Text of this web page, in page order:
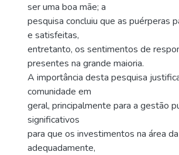
ser uma boa mãe; a
pesquisa concluiu que as puérperas
e satisfeitas,
entretanto, os sentimentos de
presentes na grande maioria.
A importância desta pesquisa
comunidade em
geral, principalmente para a gestão
significativos
para que os investimentos na área
adequadamente,